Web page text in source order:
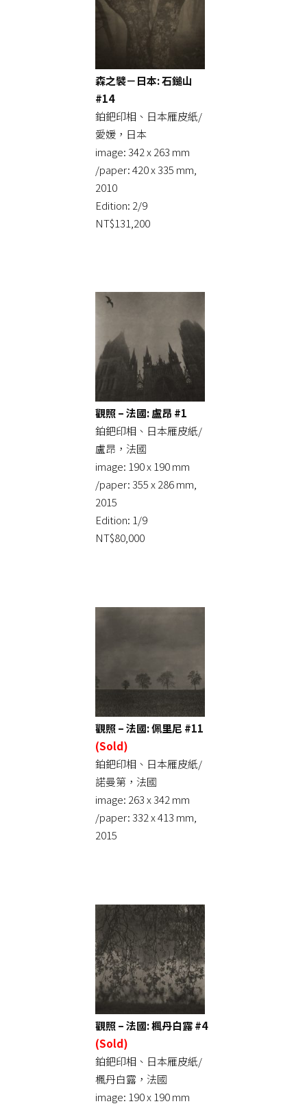
森之襞－日本: 石鎚山
#14
鉑鈀印相、日本雁皮紙/
愛媛，日本
image: 342 x 263 mm
/paper: 420 x 335 mm,
2010
Edition: 2/9
NT$131,200
觀照 – 法國: 盧昂 #1
鉑鈀印相、日本雁皮紙/
盧昂，法國
image: 190 x 190 mm
/paper: 355 x 286 mm,
2015
Edition: 1/9
NT$80,000
觀照 – 法國: 佩里尼 #11
(Sold)
鉑鈀印相、日本雁皮紙/
諾曼第，法國
image: 263 x 342 mm
/paper: 332 x 413 mm,
2015
觀照 – 法國: 楓丹白露 #4
(Sold)
鉑鈀印相、日本雁皮紙/
楓丹白露，法國
image: 190 x 190 mm